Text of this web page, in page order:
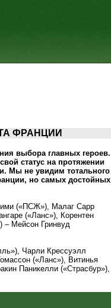
ФРАНЦИИ
выбора главных героев.
статус на протяжении
Мы не увидим тотального
но самых достойных
(«ПСЖ»), Малаг Сарр
(«Ланс»), Корентен
– Мейсон Гринвуд
Чарли Крессуэлл
(«Ланс»), Витинья
Паникелли («Страсбур»),